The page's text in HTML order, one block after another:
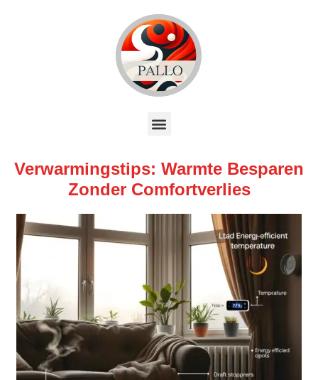
Verwarmingstips: Warmte Besparen
Zonder Comfortverlies